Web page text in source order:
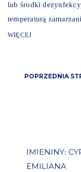
lub środki
temperaturą
WIĘCEJ
POPRZEDNIA
IMIENINY:
EMILIANA